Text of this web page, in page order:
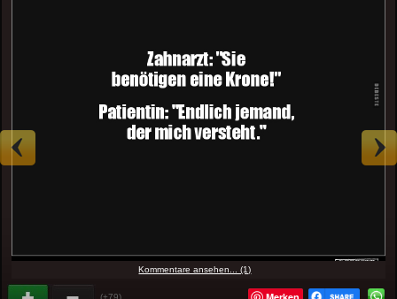
Kommentare ansehen... (1)
(+79)